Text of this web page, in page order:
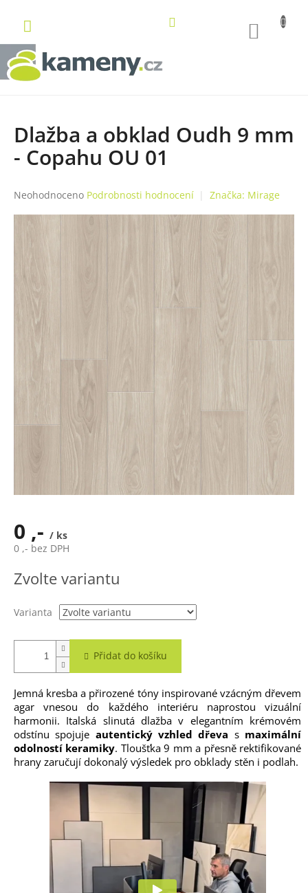
obsah
Dlažba a obklad Oudh 9 mm
- Copahu OU 01
Průměrné
hvězdiček.
Neohodnoceno Podrobnosti hodnocení Značka: Mirage
0 ,- / ks
0 ,- bez DPH
cena:
Zvolte variantu
Varianta
Přidat do košíku
Jemná kresba a přirozené tóny inspirované vzácným dřevem
agar vnesou do každého interiéru naprostou vizuální
harmonii. Italská slinutá dlažba v elegantním krémovém
odstínu spojuje autentický vzhled dřeva s maximální
odolností keramiky. Tloušťka 9 mm a přesně rektifikované
hrany zaručují dokonalý výsledek pro obklady stěn i podlah.